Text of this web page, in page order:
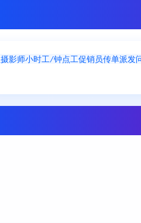
摄影师小时工/钟点工促销员传单派发